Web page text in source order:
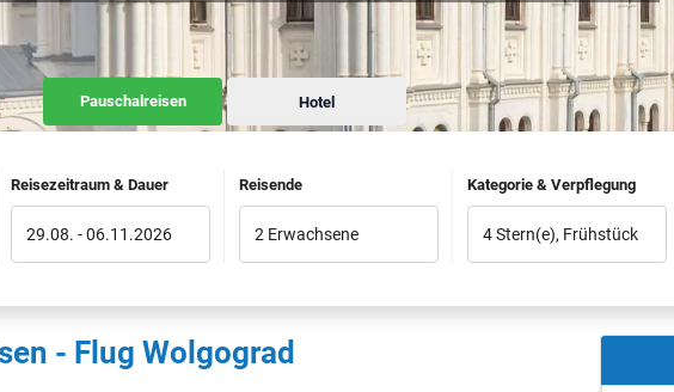
Pauschalreisen Hotel
Reisezeitraum & Dauer
29.08. -06.11.2026
Reisende
2 Erwachsene
Kategorie & Verpflegung
4 Frühstück
- Flug Wolgograd